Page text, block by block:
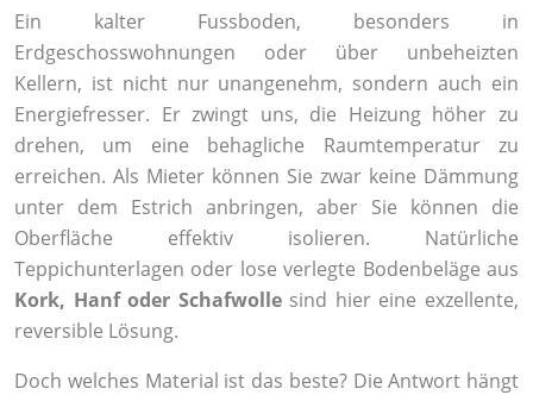
Ein kalter Fussboden, besonders in
Erdgeschosswohnungen oder über unbeheizten
Kellern, ist nicht nur unangenehm, sondern auch ein
Energiefresser. Er zwingt uns, die Heizung höher zu
drehen, um eine behagliche Raumtemperatur zu
erreichen. Als Mieter können Sie zwar keine Dämmung
unter dem Estrich anbringen, aber Sie können die
Oberfläche effektiv isolieren. Natürliche
Teppichunterlagen oder lose verlegte Bodenbeläge aus
Kork, Hanf oder Schafwollesind hier eine exzellente,
reversible Lösung.
Doch welches Material ist das beste? Die Antwort hängt